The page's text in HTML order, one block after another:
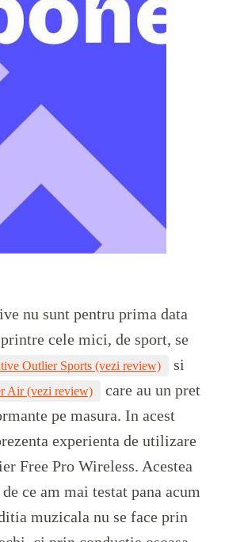
nu sunt pentru prima data
cele mici, de sport, se
Outlier Sports (vezi review) si
Air (vezi review)
care au un pret
pe masura. In acest
experienta de utilizare
Free Pro Wireless. Acestea
ce am mai testat pana acum
muzicala nu se face prin